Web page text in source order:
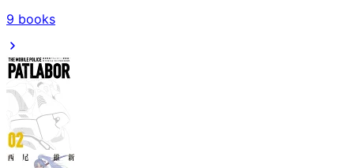
9 books